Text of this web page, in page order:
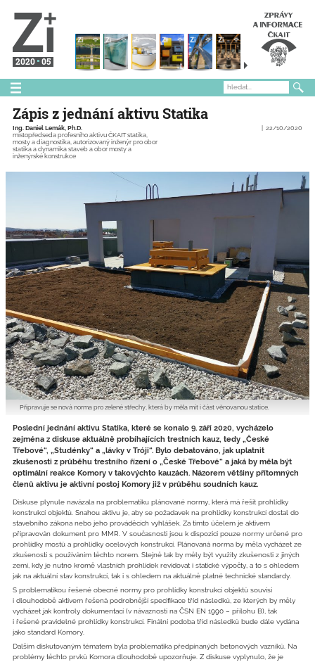
2020 05
Zápis z jednání aktivu Statika
Ing. Daniel Lemák, Ph.D.
místopředseda profesního aktivu ČKAIT statika,
mosty a diagnostika, autorizovaný inženýr pro obor
statika a dynamika staveb a obor mosty a
inženýrské konstrukce
22/10/2020
Připravuje se nová norma pro zelené střechy, která by měla mít i část věnovanou statice.
Poslední jednání aktivu Statika, které se konalo 9. září 2020, vycházelo
zejména z diskuse aktuálně probíhajících trestních kauz, tedy „České
Třebové“, „Studénky“ a „lávky v Tróji“. Bylo debatováno, jak uplatnit
zkušenosti z průběhu trestního řízení o „České Třebové“ a jaká by měla být
optimální reakce Komory v takovýchto kauzách. Názorem většiny přítomných
členů aktivu je aktivní postoj Komory již v průběhu soudních kauz.
Diskuse plynule navázala na problematiku plánované normy, která má řešit prohlídky
konstrukcí objektů. Snahou aktivu je, aby se požadavek na prohlídky konstrukcí dostal do
stavebního zákona nebo jeho prováděcích vyhlášek. Za tímto účelem je aktivem
připravován dokument pro MMR. V současnosti jsou k dispozici pouze normy určené pro
prohlídky mostů a prohlídky ocelových konstrukcí. Plánovaná norma by měla vycházet ze
zkušeností s používáním těchto norem. Stejně tak by měly být využity zkušenosti z jiných
zemí, kdy je nutno kromě vlastních prohlídek revidovat i statické výpočty, a to s ohledem
jak na aktuální stav konstrukcí, tak i s ohledem na aktuálně platné technické standardy.
S problematikou řešené obecné normy pro prohlídky konstrukcí objektů souvisí
i dlouhodobě aktivem řešená podrobnější specifikace tříd následků, ze kterých by měly
vycházet jak kontroly dokumentací (v návaznosti na ČSN EN 1990 – přílohu B), tak
i řešené pravidelné prohlídky konstrukcí. Finální podoba tříd následků bude dále vydána
jako standard Komory.
Dalším diskutovaným tématem byla problematika předpínaných betonových vazníků. Na
problémy těchto prvků Komora dlouhodobě upozorňuje. Z diskuse vyplynulo, že je